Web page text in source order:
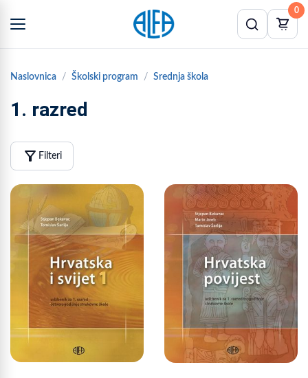
0
Naslovnica Školski program Srednja škola
1. razred
filter_alt Filteri